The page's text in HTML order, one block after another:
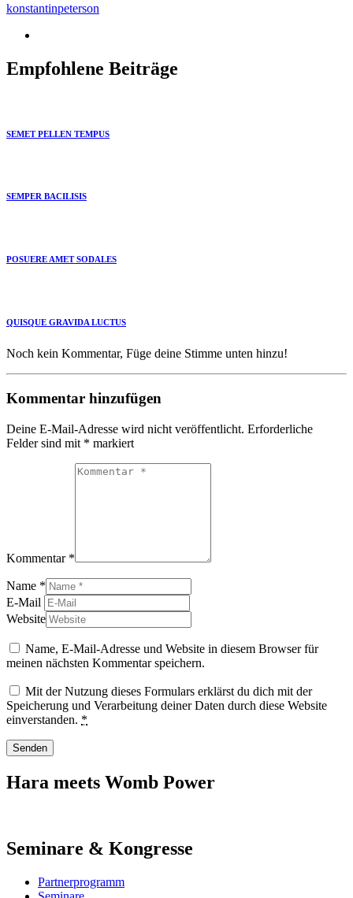
konstantinpeterson
Empfohlene Beiträge
SEMET PELLEN TEMPUS
SEMPER BACILISIS
POSUERE AMET SODALES
QUISQUE GRAVIDA LUCTUS
Noch kein Kommentar, Füge deine Stimme unten hinzu!
Kommentar hinzufügen
Deine E-Mail-Adresse wird nicht veröffentlicht. Erforderliche
Felder sind mit * markiert
Kommentar *
Name *
E-Mail
Website
Name, E-Mail-Adresse und Website in diesem Browser für
meinen nächsten Kommentar speichern.
Mit der Nutzung dieses Formulars erklärst du dich mit der
Speicherung und Verarbeitung deiner Daten durch diese Website
einverstanden. *
Senden
Hara meets Womb Power
Seminare & Kongresse
Partnerprogramm